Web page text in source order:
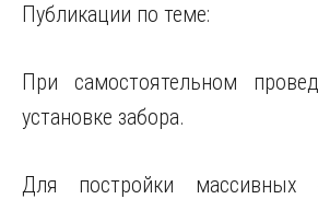
Публикации по теме:
При самостоятельном
установке забора.
Для постройки массивных